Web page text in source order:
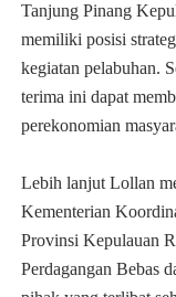
Tanjung Pinang
memiliki posisi
kegiatan pelabuhan.
terima ini dapat
perekonomian
Lebih lanjut Lollan
Kementerian
Provinsi Kepulauan
Perdagangan Bebas